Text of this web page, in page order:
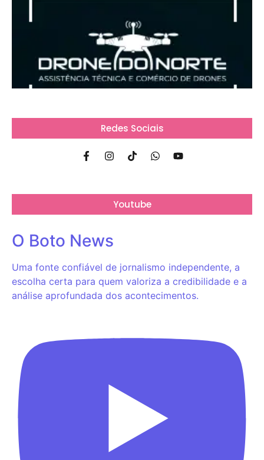
Redes Sociais
Youtube
O Boto News
Uma fonte confiável de jornalismo independente, a
escolha certa para quem valoriza a credibilidade e a
análise aprofundada dos acontecimentos.